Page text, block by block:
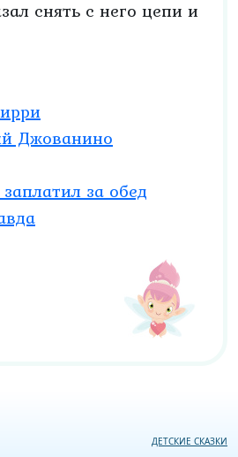
снять с него цепи и
Джованино
за обед
ДЕТСКИЕ СКАЗКИ